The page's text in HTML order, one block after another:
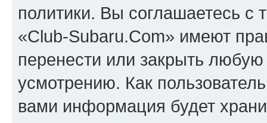
политики. Вы соглашаетесь
«Club-Subaru.Com» имеют
перенести или закрыть
усмотрению. Как
вами информация будет